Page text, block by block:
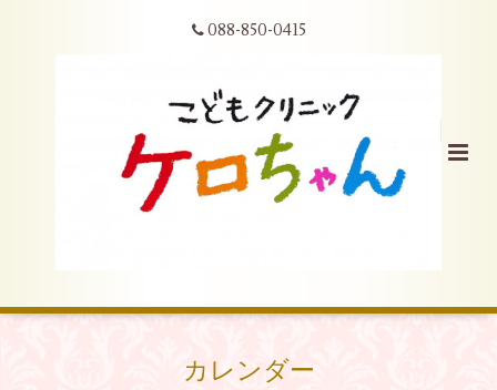
088-850-0415
カレンダー